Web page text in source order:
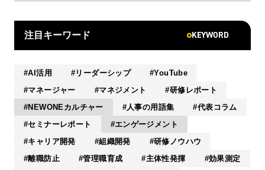
注目キーワード KEYWORD
AI活用 リーダーシップ
YouTube
マネージャー
マネジメント
研修レポート
NEWONEカルチャー
人事の用語集
代表コラム
セミナーレポート
エンゲージメント
キャリア開発
組織開発
研修ノウハウ
離職防止
管理職育成 主体性発揮
効果測定